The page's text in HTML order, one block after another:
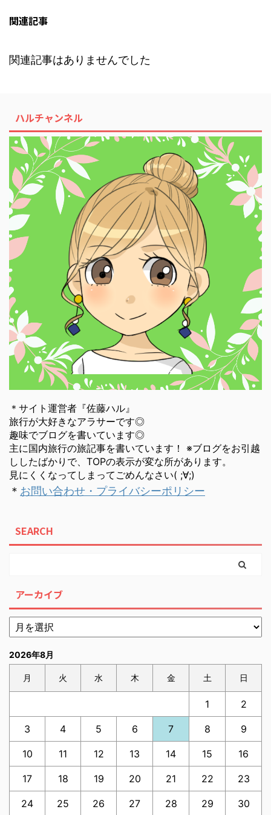
関連記事
関連記事はありませんでした
ハルチャンネル
＊サイト運営者『佐藤ハル』
旅行が大好きなアラサーです◎
趣味でブログを書いています◎
主に国内旅行の旅記事を書いています！ ※ブログをお引越
ししたばかりで、TOPの表示が変な所があります。
見にくくなってしまってごめんなさい( ;∀;)
＊ お問い合わせ・プライバシーポリシー
SEARCH
アーカイブ
2026年8月
月 火 水 木 金 土 日
1 2
3 4 5 6 7 8 9
10 11 12 13 14 15 16
17 18 19 20 21 22 23
24 25 26 27 28 29 30